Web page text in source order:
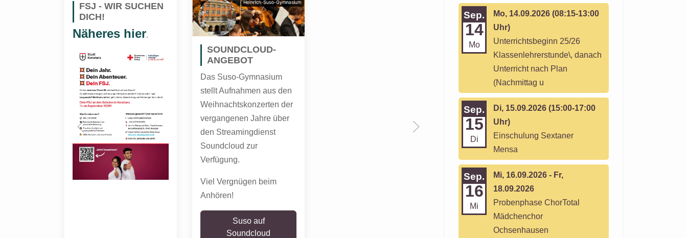
FSJ - WIR SUCHEN
DICH!
Näheres hier.
SOUNDCLOUD-
ANGEBOT
Das Suso-Gymnasium
stellt Aufnahmen aus den
Weihnachtskonzerten der
vergangenen Jahre über
den Streamingdienst
Soundcloud zur
Verfügung.
Viel Vergnügen beim
Anhören!
Suso auf
Soundcloud
Sep.
14
Mo
Mo, 14.09.2026 (08:15-13:00
Uhr)
Unterrichtsbeginn 25/26
Klassenlehrerstunde\, danach
Unterricht nach Plan
(Nachmittag u
Sep.
15
Di
Di, 15.09.2026 (15:00-17:00
Uhr)
Einschulung Sextaner
Mensa
Sep.
16
Mi
Mi, 16.09.2026 - Fr,
18.09.2026
Probenphase ChorTotal
Mädchenchor
Ochsenhausen